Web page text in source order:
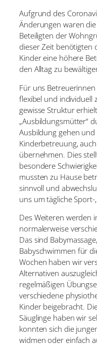
Aufgrund des
Änderungen waren
Beteiligten der
dieser Zeit benötigten
Kinder eine höhere
den Alltag zu
Für uns
flexibel und individuell
gewisse Struktur
„Ausbildungsmütter“
Ausbildung gehen
Kinderbetreuung,
übernehmen. Dies
besondere
mussten zu Hause
sinnvoll und
uns um tägliche
Des Weiteren werden
normalerweise
Das sind
Babyschwimmen für
Wochen haben wir
Alternativen
regelmäßigen
verschiedene
Kinder beigebracht.
Säuglinge haben wir
konnten sich die
widmen oder einfach